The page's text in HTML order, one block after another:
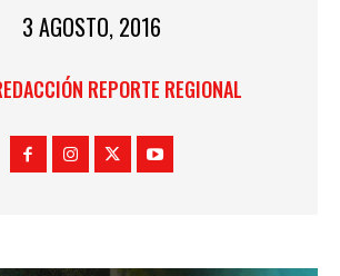
3 AGOSTO, 2016
REPORTE REGIONAL